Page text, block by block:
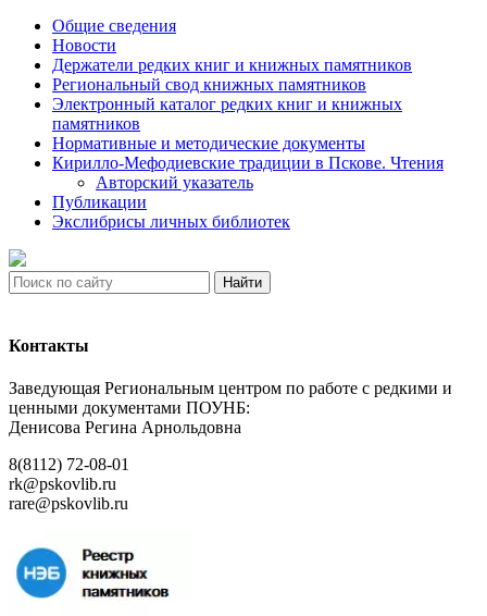
Общие сведения
Новости
Держатели редких книг и книжных памятников
Региональный свод книжных памятников
Электронный каталог редких книг и книжных
памятников
Нормативные и методические документы
Кирилло-Мефодиевские традиции в Пскове. Чтения
Авторский указатель
Публикации
Экслибрисы личных библиотек
Найти
Контакты
Заведующая Региональным центром по работе с редкими и
ценными документами ПОУНБ:
Денисова Регина Арнольдовна
8(8112) 72-08-01
rk@pskovlib.ru
rare@pskovlib.ru